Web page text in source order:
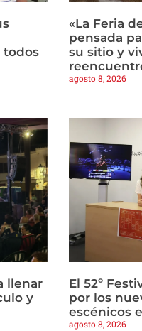
todos
«La Feria
pensada
su sitio y
agosto 8, 2026
llenar
y
El 52º
por los
escénicos
agosto 8, 2026